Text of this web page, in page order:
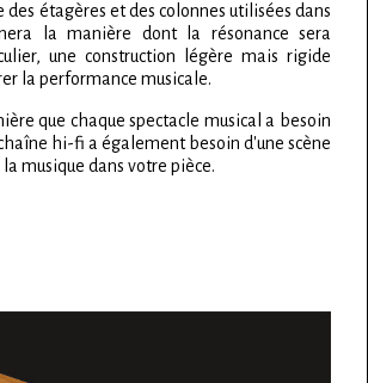
des étagères et des colonnes utilisées dans
la manière dont la résonance sera
une construction légère mais rigide
la performance musicale.
que chaque spectacle musical a besoin
hi-fi a également besoin d'une scène
musique dans votre pièce.